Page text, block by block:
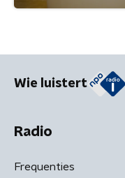
Wie luistert
Radio
Frequenties